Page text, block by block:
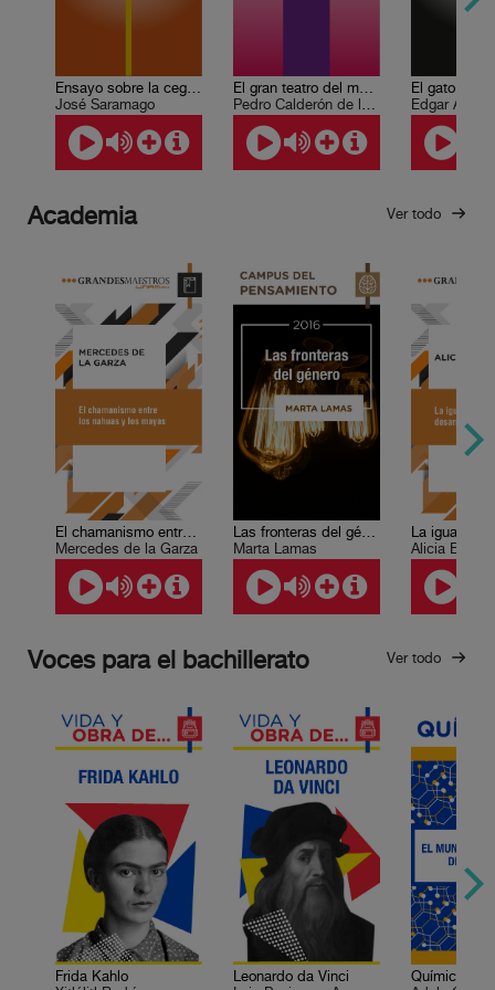
Ensayo sobre la ceguera
José Saramago
El gran teatro del mundo
Pedro Calderón de la Barca
El gato negro
Edgar Allan
Academia Ver todo
El chamanismo entre los nahuas y los mayas
Mercedes de la Garza
Las fronteras del género
Marta Lamas
Alicia
Voces para el bachillerato Ver todo
Frida Kahlo
Leonardo da Vinci